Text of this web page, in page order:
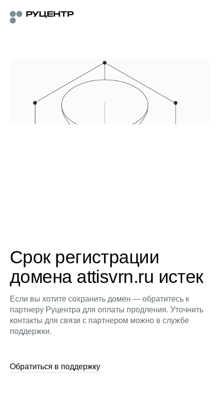
Срок регистрации
домена attisvrn.ru истек
Если вы хотите сохранить домен — обратитесь к
партнеру Руцентра для оплаты продления. Уточнить
контакты для связи с партнером можно в службе
поддержки.
Обратиться в поддержку